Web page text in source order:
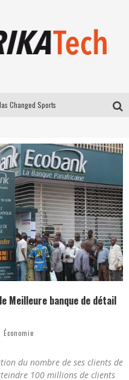
Changed Sports
La Révolution Silencieuse : Quand Les Entrepreneurs Africains Décident de ne Plus se Taire
New to online sports betting? Consider These Tips to Play Your First Online Sports Betting Successfully
Meilleure banque de détail
Économie
du nombre de ses clients de
100 millions de clients